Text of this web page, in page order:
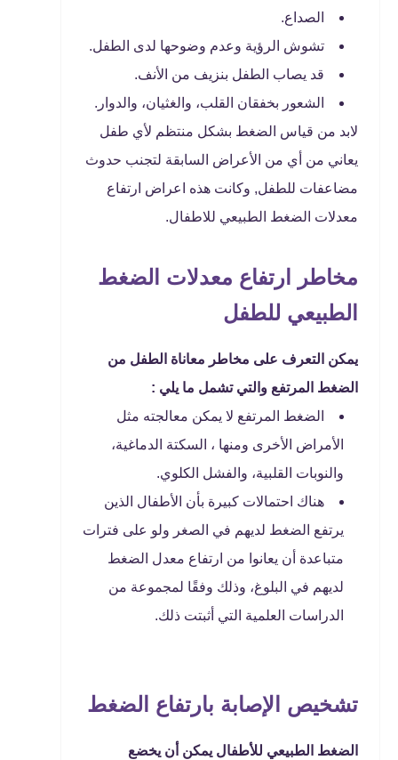
الصداع.
تشوش الرؤية وعدم وضوحها لدى الطفل.
قد يصاب الطفل بنزيف من الأنف.
الشعور بخفقان القلب، والغثيان، والدوار.
لابد من قياس الضغط بشكل منتظم لأي طفل
يعاني من أي من الأعراض السابقة لتجنب حدوث
مضاعفات للطفل, وكانت هذه اعراض ارتفاع
معدلات الضغط الطبيعي للاطفال.
مخاطر ارتفاع معدلات الضغط
الطبيعي للطفل
يمكن التعرف على مخاطر معاناة الطفل من
الضغط المرتفع والتي تشمل ما يلي :
الضغط المرتفع لا يمكن معالجته مثل
الأمراض الأخرى ومنها ، السكتة الدماغية،
والنوبات القلبية، والفشل الكلوي.
هناك احتمالات كبيرة بأن الأطفال الذين
يرتفع الضغط لديهم في الصغر ولو على فترات
متباعدة أن يعانوا من ارتفاع معدل الضغط
لديهم في البلوغ، وذلك وفقًا لمجموعة من
الدراسات العلمية التي أثبتت ذلك.
تشخيص الإصابة بارتفاع الضغط
الضغط الطبيعي للأطفال يمكن أن يخضع